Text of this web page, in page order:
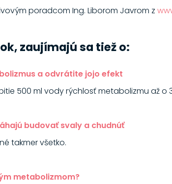
poradcom Ing. Liborom Javrom z
zaujímajú sa tiež o:
a odvrátite jojo efekt
500 ml vody rýchlosť metabolizmu až o
budovať svaly a chudnúť
takmer všetko.
metabolizmom?